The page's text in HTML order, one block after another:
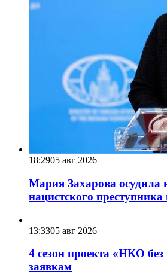
18:2905 авг 2026
Мария Захарова осудила
нацистского
13:3305 авг 2026
4 сезон проекта «НКО
заявкам